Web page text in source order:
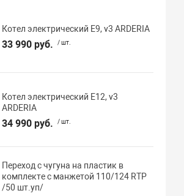
Котел электрический E9, v3 ARDERIA
33 990 руб. / шт.
Котел электрический E12, v3
ARDERIA
34 990 руб. / шт.
Переход с чугуна на пластик в
комплекте с манжетой 110/124 RTP
/50 шт.уп/